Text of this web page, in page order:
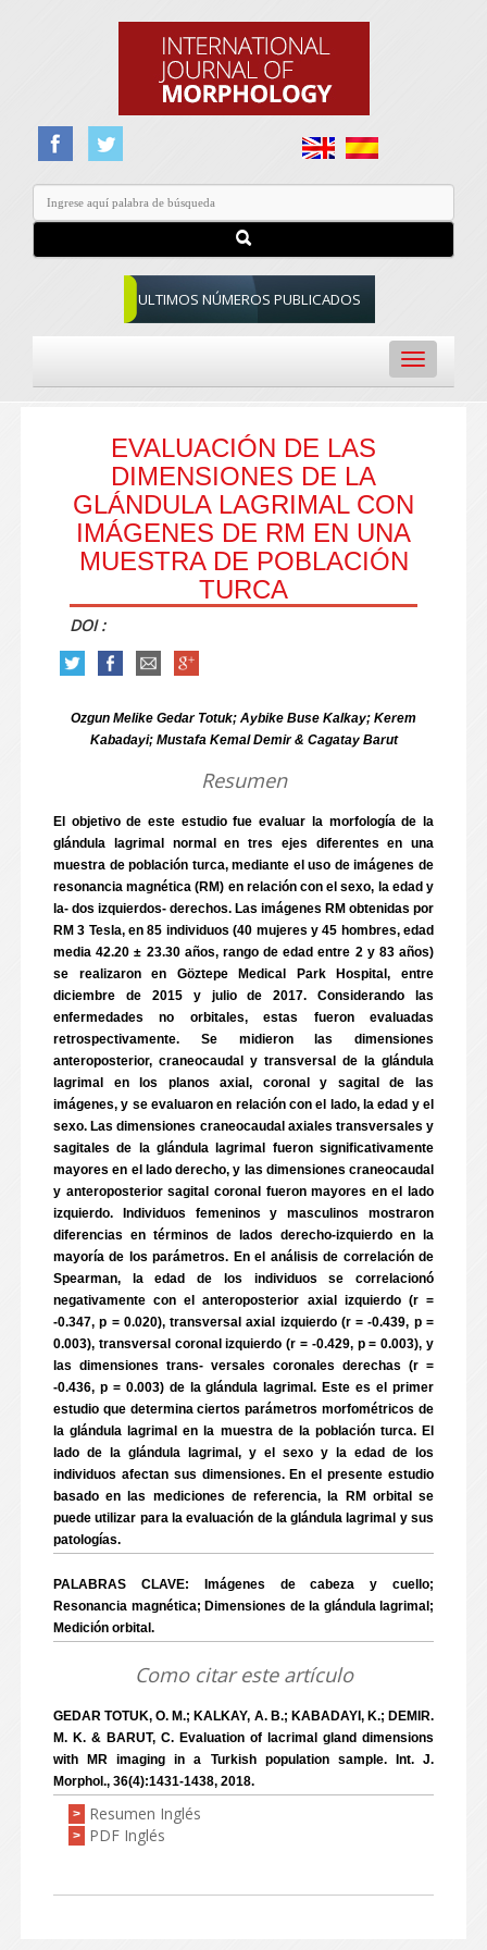
ULTIMOS NÚMEROS PUBLICADOS
Toggle
navigation
EVALUACIÓN DE LAS
DIMENSIONES DE LA
GLÁNDULA LAGRIMAL CON
IMÁGENES DE RM EN UNA
MUESTRA DE POBLACIÓN
TURCA
DOI :
Ozgun Melike Gedar Totuk; Aybike Buse Kalkay; Kerem
Kabadayi; Mustafa Kemal Demir & Cagatay Barut
Resumen
El objetivo de este estudio fue evaluar la morfología de la
glándula lagrimal normal en tres ejes diferentes en una
muestra de población turca, mediante el uso de imágenes de
resonancia magnética (RM) en relación con el sexo, la edad y
la- dos izquierdos- derechos. Las imágenes RM obtenidas por
RM 3 Tesla, en 85 individuos (40 mujeres y 45 hombres, edad
media 42.20 ± 23.30 años, rango de edad entre 2 y 83 años)
se realizaron en Göztepe Medical Park Hospital, entre
diciembre de 2015 y julio de 2017. Considerando las
enfermedades no orbitales, estas fueron evaluadas
retrospectivamente. Se midieron las dimensiones
anteroposterior, craneocaudal y transversal de la glándula
lagrimal en los planos axial, coronal y sagital de las
imágenes, y se evaluaron en relación con el lado, la edad y el
sexo. Las dimensiones craneocaudal axiales transversales y
sagitales de la glándula lagrimal fueron significativamente
mayores en el lado derecho, y las dimensiones craneocaudal
y anteroposterior sagital coronal fueron mayores en el lado
izquierdo. Individuos femeninos y masculinos mostraron
diferencias en términos de lados derecho-izquierdo en la
mayoría de los parámetros. En el análisis de correlación de
Spearman, la edad de los individuos se correlacionó
negativamente con el anteroposterior axial izquierdo (r =
-0.347, p = 0.020), transversal axial izquierdo (r = -0.439, p =
0.003), transversal coronal izquierdo (r = -0.429, p = 0.003), y
las dimensiones trans- versales coronales derechas (r =
-0.436, p = 0.003) de la glándula lagrimal. Este es el primer
estudio que determina ciertos parámetros morfométricos de
la glándula lagrimal en la muestra de la población turca. El
lado de la glándula lagrimal, y el sexo y la edad de los
individuos afectan sus dimensiones. En el presente estudio
basado en las mediciones de referencia, la RM orbital se
puede utilizar para la evaluación de la glándula lagrimal y sus
patologías.
PALABRAS CLAVE: Imágenes de cabeza y cuello;
Resonancia magnética; Dimensiones de la glándula lagrimal;
Medición orbital.
Como citar este artículo
GEDAR TOTUK, O. M.; KALKAY, A. B.; KABADAYI, K.; DEMIR.
M. K. & BARUT, C. Evaluation of lacrimal gland dimensions
with MR imaging in a Turkish population sample. Int. J.
Morphol., 36(4):1431-1438, 2018.
> Resumen Inglés
> PDF Inglés